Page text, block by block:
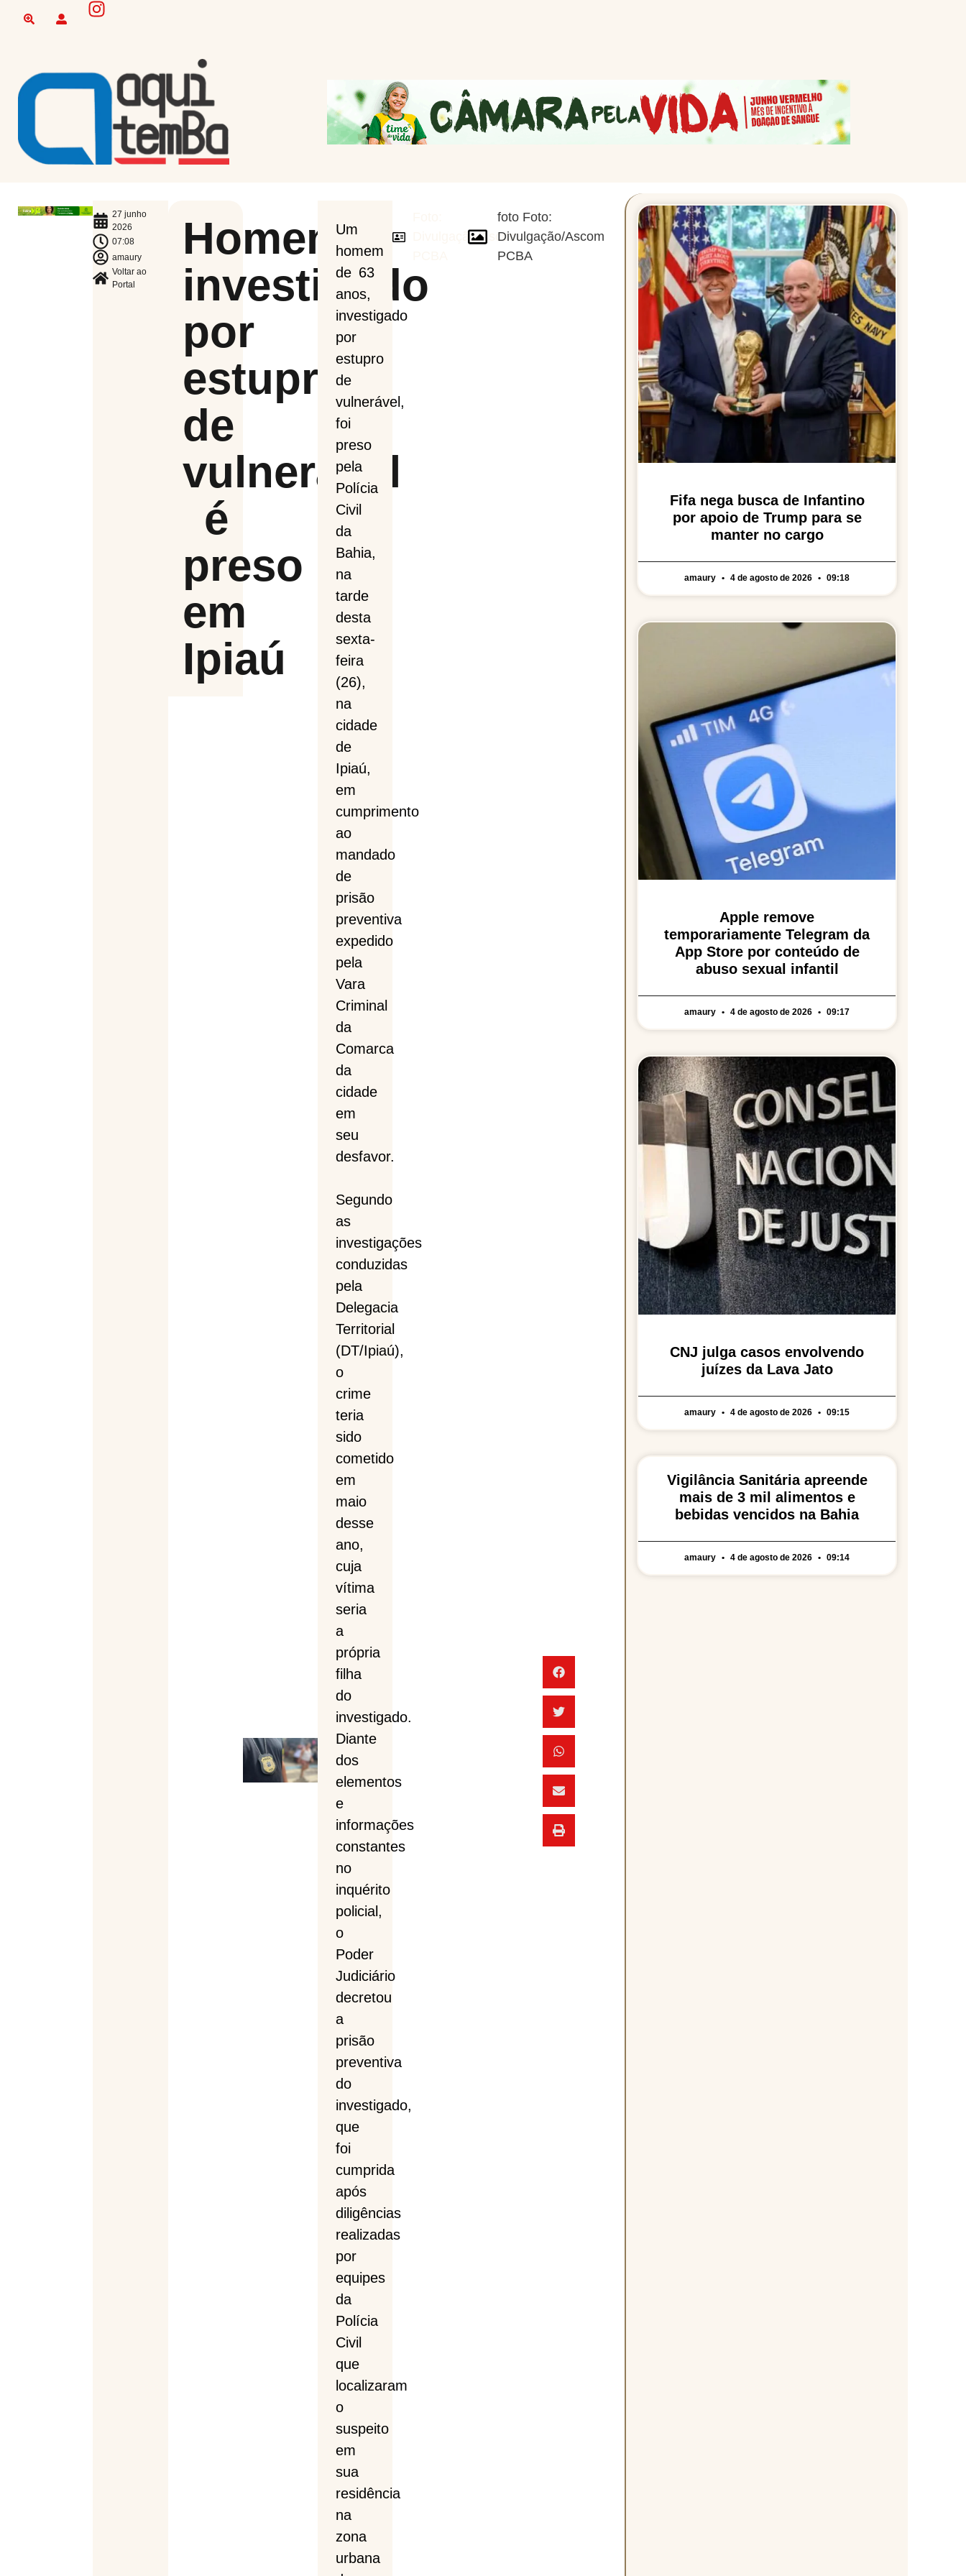
27 junho
2026
07:08
amaury
Voltar ao
Portal
Homem
investigado
por
estupro
de
vulnerável
é
preso
em
Ipiaú
Um
homem
de 63
anos,
investigado
por
estupro
de
vulnerável,
foi
preso
pela
Polícia
Civil
da
Bahia,
na
tarde
desta
sexta-
feira
(26),
na
cidade
de
Ipiaú,
em
cumprimento
ao
mandado
de
prisão
preventiva
expedido
pela
Vara
Criminal
da
Comarca
da
cidade
em
seu
desfavor.
Segundo
as
investigações
conduzidas
pela
Delegacia
Territorial
(DT/Ipiaú),
o
crime
teria
sido
cometido
em
maio
desse
ano,
cuja
vítima
seria
a
própria
filha
do
investigado.
Diante
dos
elementos
e
informações
constantes
no
inquérito
policial,
o
Poder
Judiciário
decretou
a
prisão
preventiva
do
investigado,
que
foi
cumprida
após
diligências
realizadas
por
equipes
da
Polícia
Civil
que
localizaram
o
suspeito
em
sua
residência
na
zona
urbana
Divulgação/Ascom
foto Foto:
Divulgação/Ascom
PCBA
Fifa nega busca de Infantino
por apoio de Trump para se
manter no cargo
amaury 4 de agosto de 2026 09:18
Apple remove
temporariamente Telegram da
App Store por conteúdo de
abuso sexual infantil
amaury 4 de agosto de 2026 09:17
CNJ julga casos envolvendo
juízes da Lava Jato
amaury 4 de agosto de 2026 09:15
Vigilância Sanitária apreende
mais de 3 mil alimentos e
bebidas vencidos na Bahia
amaury 4 de agosto de 2026 09:14